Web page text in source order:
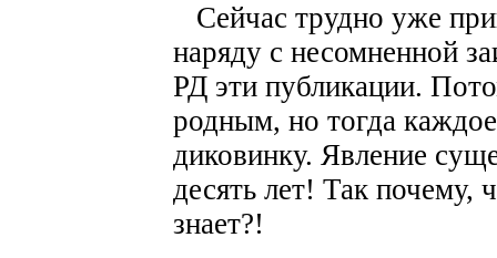
Сейчас трудно уже
наряду с несомненной
РД эти публикации.
родным, но тогда
диковинку. Явление
десять лет! Так почему,
знает?!